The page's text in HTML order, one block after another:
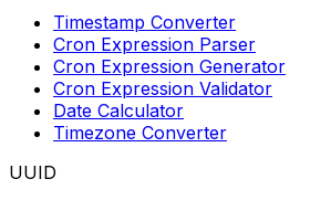
Timestamp Converter
Cron Expression Parser
Cron Expression Generator
Cron Expression Validator
Date Calculator
Timezone Converter
UUID